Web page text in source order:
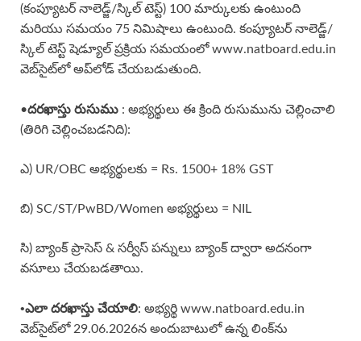
(కంప్యూటర్ నాలెడ్జ్/స్కిల్ టెస్ట్) 100 మార్కులకు ఉంటుంది
మరియు సమయం 75 నిమిషాలు ఉంటుంది. కంప్యూటర్ నాలెడ్జ్/
స్కిల్ టెస్ట్ షెడ్యూల్ ప్రక్రియ సమయంలో www.natboard.edu.in
వెబ్‌సైట్‌లో అప్‌లోడ్ చేయబడుతుంది.
•దరఖాస్తు రుసుము : అభ్యర్థులు ఈ క్రింది రుసుమును చెల్లించాలి
(తిరిగి చెల్లించబడనిది):
ఎ) UR/OBC అభ్యర్థులకు = Rs. 1500+ 18% GST
బి) SC/ST/PwBD/Women అభ్యర్థులు = NIL
సి) బ్యాంక్ ప్రాసెస్ & సర్వీస్ పన్నులు బ్యాంక్ ద్వారా అదనంగా
వసూలు చేయబడతాయి.
•ఎలా దరఖాస్తు చేయాలి: అభ్యర్థి www.natboard.edu.in
వెబ్‌సైట్‌లో 29.06.2026న అందుబాటులో ఉన్న లింక్‌ను